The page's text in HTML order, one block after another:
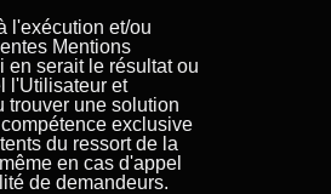
l'exécution et/ou
Mentions
en serait le résultat ou
l'Utilisateur et
trouver une solution
exclusive
du ressort de la
en cas d'appel
de demandeurs.